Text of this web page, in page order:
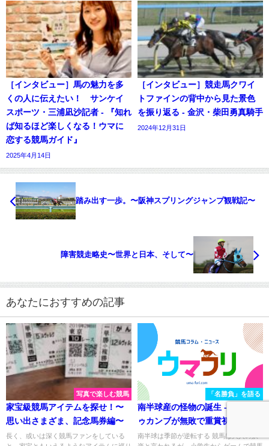
［インタビュー］馬の魅力を多
くの人に伝えたい！ サンケイ
スポーツ・三浦凪沙記者 - 『知れ
ば知るほど楽しくなる！ウマに
恋する競馬ガイド』
2025年4月14日
［インタビュー］競走馬クワイ
トファインの背中から見た景色
を振り返る - 金沢・柴田勇真騎手
2024年12月31日
踏み出す一歩。〜阪神スプリングジャンプ観戦記〜
障害競走略史〜世界と日本、そして〜
あなたにおすすめの記事
写真で楽しむ競馬
家宝級競馬アイテムを探せ！〜
思い出さまざま、記念馬券編〜
長く、或いは深く競馬ファンをしている
「名勝負」を語る
南半球産の怪物の誕生 - ロックド
ゥカンブが無敗で重賞初勝利し
た2007年ラジオNIKKEI賞を振り
南半球は季節が逆転する 競馬は大人の娯